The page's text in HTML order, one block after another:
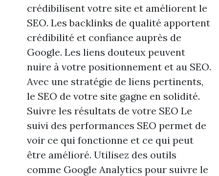
crédibilisent votre site et améliorent le
SEO. Les backlinks de qualité apportent
crédibilité et confiance auprès de
Google. Les liens douteux peuvent
nuire à votre positionnement et au SEO.
Avec une stratégie de liens pertinents,
le SEO de votre site gagne en solidité.
Suivre les résultats de votre SEO Le
suivi des performances SEO permet de
voir ce qui fonctionne et ce qui peut
être amélioré. Utilisez des outils
comme Google Analytics pour suivre le